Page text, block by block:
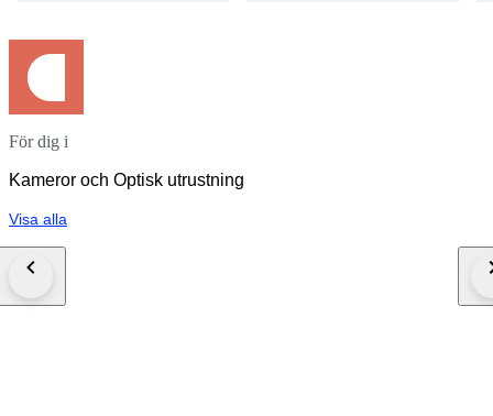
För dig i
Kameror och Optisk utrustning
Visa alla